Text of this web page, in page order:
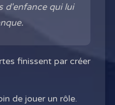
d'enfance qui lui
finissent par créer
de jouer un rôle.